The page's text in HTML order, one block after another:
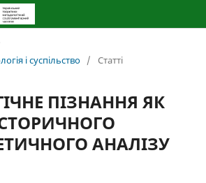
і суспільство / Статті
ПІЗНАННЯ ЯК
АНАЛІЗУ